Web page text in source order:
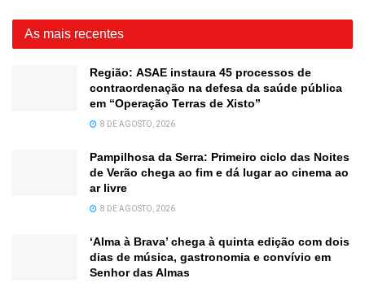
As mais recentes
Região: ASAE instaura 45 processos de
contraordenação na defesa da saúde pública
em “Operação Terras de Xisto”
8 DE AGOSTO, 2026
Pampilhosa da Serra: Primeiro ciclo das Noites
de Verão chega ao fim e dá lugar ao cinema ao
ar livre
8 DE AGOSTO, 2026
‘Alma à Brava’ chega à quinta edição com dois
dias de música, gastronomia e convívio em
Senhor das Almas